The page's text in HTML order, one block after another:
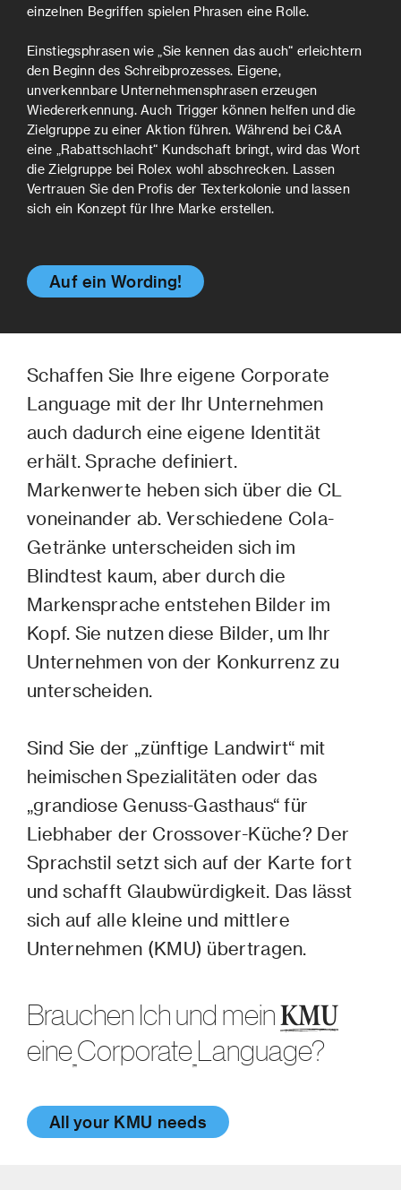
einzelnen Begriffen spielen Phrasen eine Rolle.
Einstiegsphrasen wie „Sie kennen das auch“ erleichtern
den Beginn des Schreibprozesses. Eigene,
unverkennbare Unternehmensphrasen erzeugen
Wiedererkennung. Auch Trigger können helfen und die
Zielgruppe zu einer Aktion führen. Während bei C&A
eine „Rabattschlacht“ Kundschaft bringt, wird das Wort
die Zielgruppe bei Rolex wohl abschrecken. Lassen
Vertrauen Sie den Profis der Texterkolonie und lassen
sich ein Konzept für Ihre Marke erstellen.
Auf ein Wording!
Schaffen Sie Ihre eigene Corporate
Language mit der Ihr Unternehmen
auch dadurch eine eigene Identität
erhält. Sprache definiert.
Markenwerte heben sich über die CL
voneinander ab. Verschiedene Cola-
Getränke unterscheiden sich im
Blindtest kaum, aber durch die
Markensprache entstehen Bilder im
Kopf. Sie nutzen diese Bilder, um Ihr
Unternehmen von der Konkurrenz zu
unterscheiden.
Sind Sie der „zünftige Landwirt“ mit
heimischen Spezialitäten oder das
„grandiose Genuss-Gasthaus“ für
Liebhaber der Crossover-Küche? Der
Sprachstil setzt sich auf der Karte fort
und schafft Glaubwürdigkeit. Das lässt
sich auf alle kleine und mittlere
Unternehmen (KMU) übertragen.
Brauchen Ich und meinKMU
eineCorporateLanguage?
All your KMU needs